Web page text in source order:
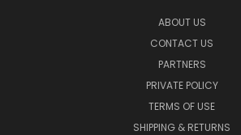
ABOUT US
CONTACT US
PARTNERS
PRIVATE POLICY
TERMS OF USE
SHIPPING & RETURNS